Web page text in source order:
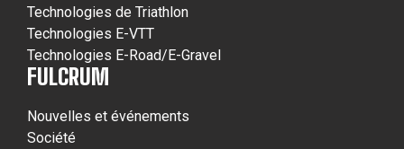
Technologies de Triathlon
Technologies E-VTT
Technologies E-Road/E-Gravel
FULCRUM
Nouvelles et événements
Société